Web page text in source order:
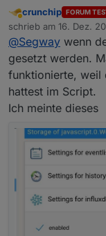
@
Klick
unter
muss
Ich hatte
es landet
es
Weil ich
manuell
richtig zu
Abwesend
crunchip FORUM
schrieb am 16. Dez.
zuletzt editiert von
@Segway wenn
gesetzt werden.
funktionierte, weil
hattest im Script.
Ich meinte dieses